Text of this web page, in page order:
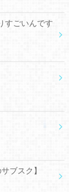
すごいんです
ブスク】